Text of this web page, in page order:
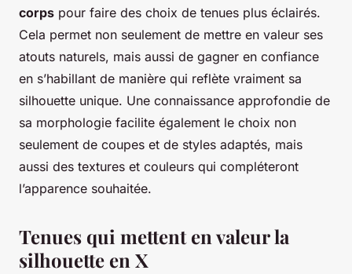
corps pour faire des choix de tenues plus éclairés.
Cela permet non seulement de mettre en valeur ses
atouts naturels, mais aussi de gagner en confiance
en s’habillant de manière qui reflète vraiment sa
silhouette unique. Une connaissance approfondie de
sa morphologie facilite également le choix non
seulement de coupes et de styles adaptés, mais
aussi des textures et couleurs qui compléteront
l’apparence souhaitée.
Tenues qui mettent en valeur la
silhouette en X